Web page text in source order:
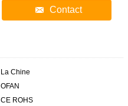
Contact
La Chine
OFAN
CE ROHS